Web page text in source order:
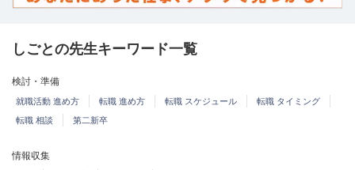
しごとの先生キーワード一覧
検討・準備
就職活動 進め方 転職 進め方 転職 スケジュール
転職 タイミング
転職 相談
第二新卒
情報収集